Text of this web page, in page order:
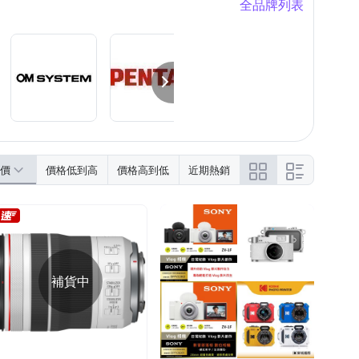
全品牌列表
價格低到高 價格高到低 近期熱銷
補貨中